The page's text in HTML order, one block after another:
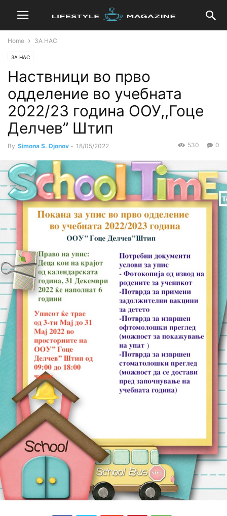
Home ЗА НАС
ЗА НАС
Наствници во прво
одделение во учебната
2022/23 година ООУ,,Гоце
Делчев” Штип
By Simona S. Djonov - 18/05/2022 0
530